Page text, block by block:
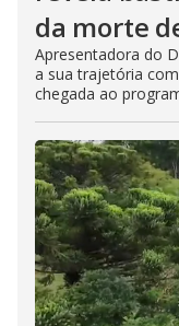
da morte
Apresentadora do
a sua trajetória
chegada ao